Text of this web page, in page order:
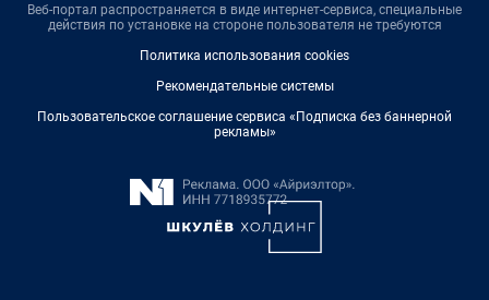
Веб-портал распространяется в виде интернет-сервиса, специальные
действия по установке на стороне пользователя не требуются
Политика использования cookies
Рекомендательные системы
Пользовательское соглашение сервиса «Подписка без баннерной
рекламы»